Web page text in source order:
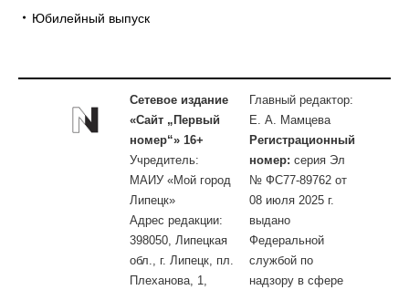
Юбилейный выпуск
Сетевое издание
«Сайт „Первый
номер“» 16+
Учредитель:
МАИУ «Мой город
Липецк»
Адрес редакции:
398050, Липецкая
обл., г. Липецк, пл.
Плеханова, 1,
Главный редактор:
Е. А. Мамцева
Регистрационный
номер: серия Эл
№ ФС77-89762 от
08 июля 2025 г.
выдано
Федеральной
службой по
надзору в сфере